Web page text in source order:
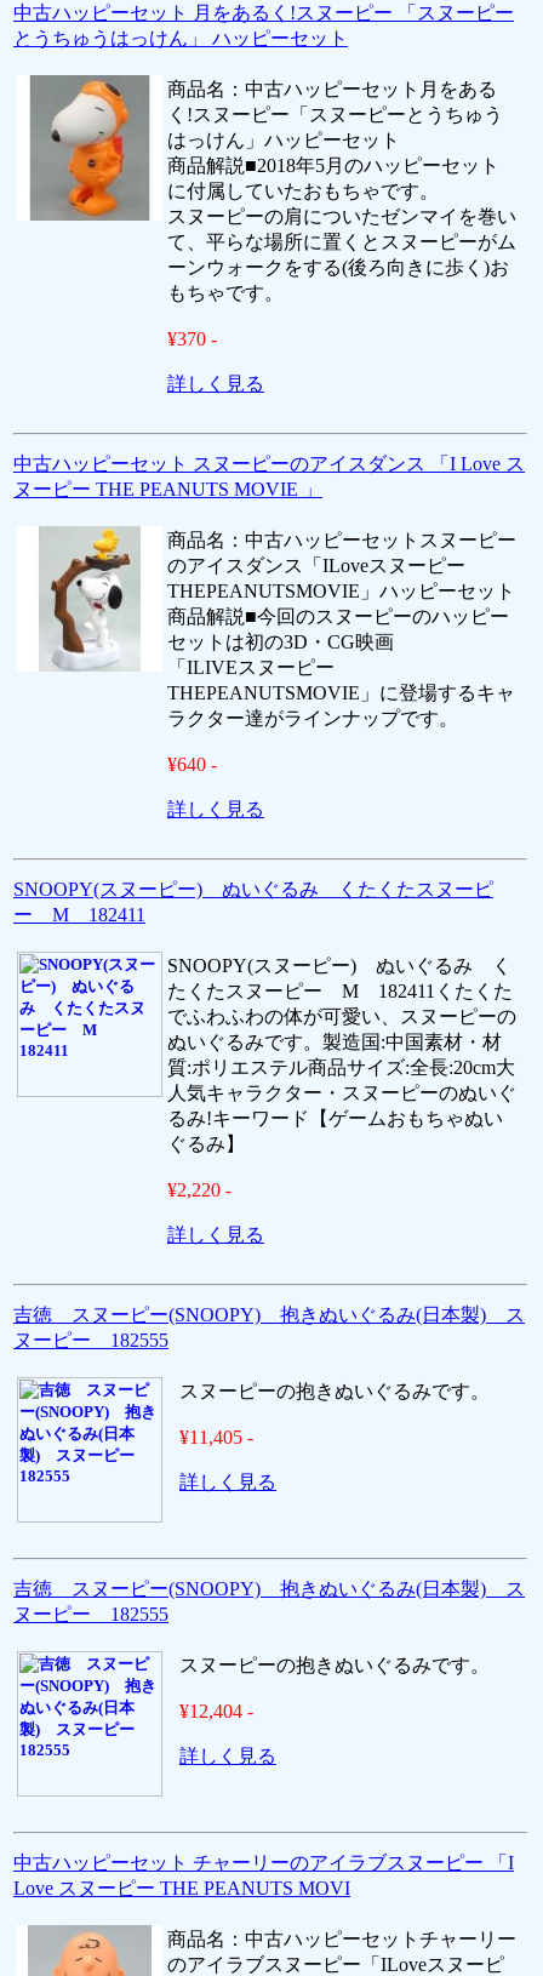
中古ハッピーセット 月をあるく!スヌーピー 「スヌーピー
とうちゅうはっけん」 ハッピーセット
商品名：中古ハッピーセット月をある
く!スヌーピー「スヌーピーとうちゅう
はっけん」ハッピーセット
商品解説■2018年5月のハッピーセット
に付属していたおもちゃです。
スヌーピーの肩についたゼンマイを巻い
て、平らな場所に置くとスヌーピーがム
ーンウォークをする(後ろ向きに歩く)お
もちゃです。
¥370 -
詳しく見る
中古ハッピーセット スヌーピーのアイスダンス 「I Love ス
ヌーピー THE PEANUTS MOVIE 」
商品名：中古ハッピーセットスヌーピー
のアイスダンス「ILoveスヌーピー
THEPEANUTSMOVIE」ハッピーセット
商品解説■今回のスヌーピーのハッピー
セットは初の3D・CG映画
「ILIVEスヌーピー
THEPEANUTSMOVIE」に登場するキャ
ラクター達がラインナップです。
¥640 -
詳しく見る
SNOOPY(スヌーピー) ぬいぐるみ くたくたスヌーピ
ー M 182411
SNOOPY(スヌーピー) ぬいぐるみ く
たくたスヌーピー M 182411くたくた
でふわふわの体が可愛い、スヌーピーの
ぬいぐるみです。製造国:中国素材・材
質:ポリエステル商品サイズ:全長:20cm大
人気キャラクター・スヌーピーのぬいぐ
るみ!キーワード【ゲームおもちゃぬい
ぐるみ】
¥2,220 -
詳しく見る
吉徳 スヌーピー(SNOOPY) 抱きぬいぐるみ(日本製) ス
ヌーピー 182555
スヌーピーの抱きぬいぐるみです。
¥11,405 -
詳しく見る
吉徳 スヌーピー(SNOOPY) 抱きぬいぐるみ(日本製) ス
ヌーピー 182555
スヌーピーの抱きぬいぐるみです。
¥12,404 -
詳しく見る
中古ハッピーセット チャーリーのアイラブスヌーピー 「I
Love スヌーピー THE PEANUTS MOVI
商品名：中古ハッピーセットチャーリー
のアイラブスヌーピー「ILoveスヌーピ